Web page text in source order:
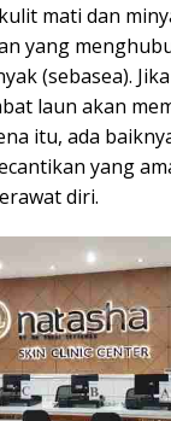
mati dan
yang
(sebasea).
laun akan
itu, ada
yang
diri.